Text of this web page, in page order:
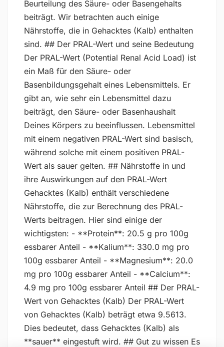
Beurteilung des Säure- oder Basengehalts
beiträgt. Wir betrachten auch einige
Nährstoffe, die in Gehacktes (Kalb) enthalten
sind. ## Der PRAL-Wert und seine Bedeutung
Der PRAL-Wert (Potential Renal Acid Load) ist
ein Maß für den Säure- oder
Basenbildungsgehalt eines Lebensmittels. Er
gibt an, wie sehr ein Lebensmittel dazu
beiträgt, den Säure- oder Basenhaushalt
Deines Körpers zu beeinflussen. Lebensmittel
mit einem negativen PRAL-Wert sind basisch,
während solche mit einem positiven PRAL-
Wert als sauer gelten. ## Nährstoffe in und
ihre Auswirkungen auf den PRAL-Wert
Gehacktes (Kalb) enthält verschiedene
Nährstoffe, die zur Berechnung des PRAL-
Werts beitragen. Hier sind einige der
wichtigsten: - **Protein**: 20.5 g pro 100g
essbarer Anteil - **Kalium**: 330.0 mg pro
100g essbarer Anteil - **Magnesium**: 20.0
mg pro 100g essbarer Anteil - **Calcium**:
4.9 mg pro 100g essbarer Anteil ## Der PRAL-
Wert von Gehacktes (Kalb) Der PRAL-Wert
von Gehacktes (Kalb) beträgt etwa 9.5613.
Dies bedeutet, dass Gehacktes (Kalb) als
**sauer** eingestuft wird. ## Gut zu wissen Es